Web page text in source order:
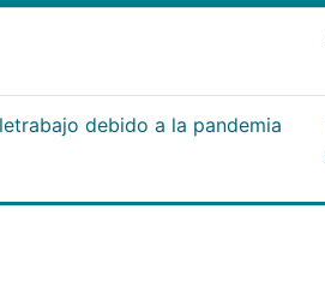
debido a la pandemia